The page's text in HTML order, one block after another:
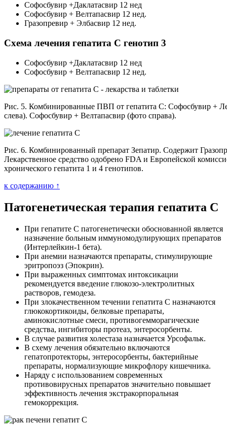
Софосбувир +Даклатасвир 12 нед
Софосбувир + Велтапасвир 12 нед.
Гразопревир + Элбасвир 12 нед.
Схема лечения гепатита С генотип 3
Софосбувир +Даклатасвир 12 нед
Софосбувир + Велтапасвир 12 нед.
Рис. 5. Комбинированные ПВП от гепатита С: Софосбувир +
слева). Софосбувир + Велтапасвир (фото справа).
Рис. 6. Комбинированный препарат Зепатир. Содержит
Лекарственное средство одобрено FDA и Европейской
хронического гепатита 1 и 4 генотипов.
к содержанию ↑
Патогенетическая терапия гепатита С
При гепатите С патогенетически обоснованной является
назначение больным иммуномодулирующих препаратов
(Интерлейкин-1 бета).
При анемии назначаются препараты, стимулирующие
эритропоэз (Эпокрин).
При выраженных симптомах интоксикации
рекомендуется введение глюкозо-электролитных
растворов, гемодеза.
При злокачественном течении гепатита С назначаются
глюкокортикоиды, белковые препараты,
аминокислотные смеси, противогемморагические
средства, ингибиторы протеаз, энтеросорбенты.
В случае развития холестаза назначается Урсофальк.
В схему лечения обязательно включаются
гепатопротекторы, энтеросорбенты, бактерийные
препараты, нормализующие микрофлору кишечника.
Наряду с использованием современных
противовирусных препаратов значительно повышает
эффективность лечения экстракорпоральная
гемокоррекция.